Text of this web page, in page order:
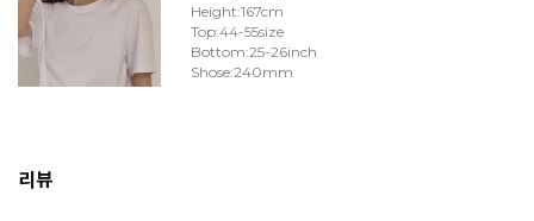
Height:167cm
Top:44-55size
Bottom:25-26inch
Shose:240mm
리뷰